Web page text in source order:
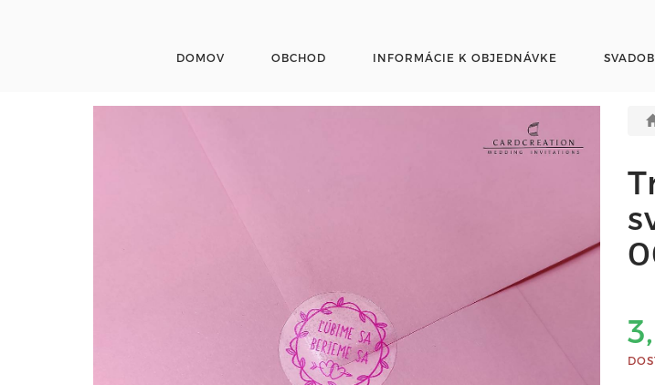
DOMOV OBCHOD INFORMÁCIE K OBJEDNÁVKE